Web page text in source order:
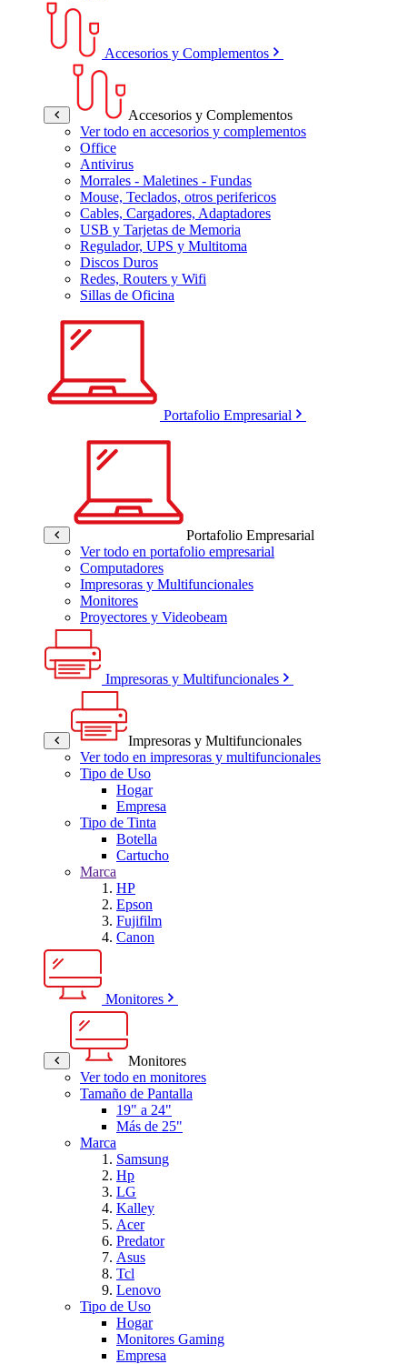
Accesorios y Complementos
Accesorios y Complementos
Ver todo en accesorios y complementos
Office
Antivirus
Morrales - Maletines - Fundas
Mouse, Teclados, otros perifericos
Cables, Cargadores, Adaptadores
USB y Tarjetas de Memoria
Regulador, UPS y Multitoma
Discos Duros
Redes, Routers y Wifi
Sillas de Oficina
Portafolio Empresarial
Portafolio Empresarial
Ver todo en portafolio empresarial
Computadores
Impresoras y Multifuncionales
Monitores
Proyectores y Videobeam
Impresoras y Multifuncionales
Impresoras y Multifuncionales
Ver todo en impresoras y multifuncionales
Tipo de Uso
Hogar
Empresa
Tipo de Tinta
Botella
Cartucho
Marca
HP
Epson
Fujifilm
Canon
Monitores
Monitores
Ver todo en monitores
Tamaño de Pantalla
19" a 24"
Más de 25"
Marca
Samsung
Hp
LG
Kalley
Acer
Predator
Asus
Tcl
Lenovo
Tipo de Uso
Hogar
Monitores Gaming
Empresa